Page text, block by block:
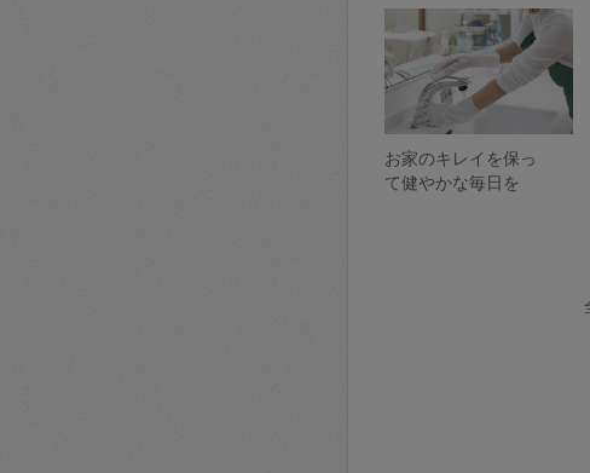
お家のキレイを保っ
て健やかな毎日を